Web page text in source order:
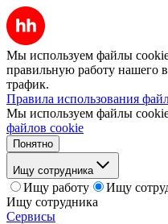
Мы используем файлы
правильную работу нашего
трафик.
Правила использования
Мы используем файлы
файлов cookie
Понятно
Ищу сотрудника
Ищу работу
Ищу
Ищу сотрудника
Сервисы